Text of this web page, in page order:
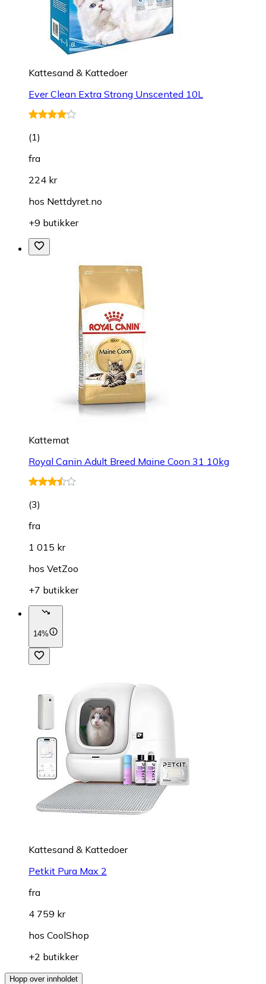
Kattesand & Kattedoer
Ever Clean Extra Strong Unscented 10L
(1)
fra
224 kr
hos Nettdyret.no
+9 butikker
Kattemat
Royal Canin Adult Breed Maine Coon 31 10kg
(3)
fra
1 015 kr
hos VetZoo
+7 butikker
14%
Kattesand & Kattedoer
Petkit Pura Max 2
fra
4 759 kr
hos CoolShop
+2 butikker
Hopp over innholdet